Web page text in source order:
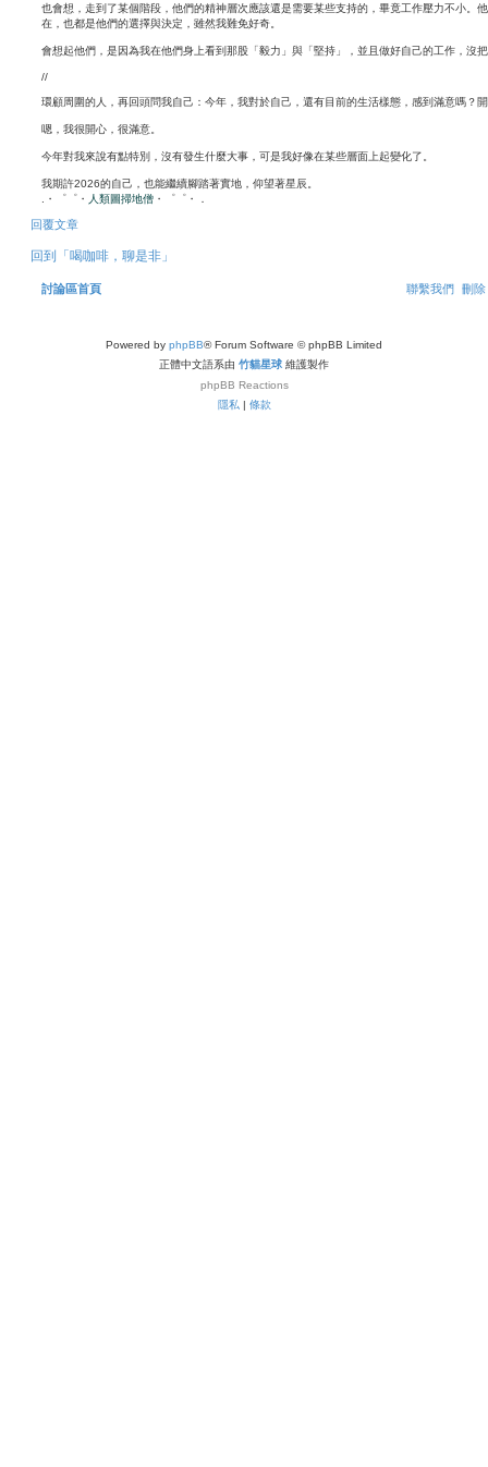
也會想，走到了某個階段，他們的精神層次應該還是需要某些支持的，畢竟工作壓力不小。
在，也都是他們的選擇與決定，雖然我難免好奇。
會想起他們，是因為我在他們身上看到那股「毅力」與「堅持」，並且做好自己的工作，沒
//
環顧周圍的人，再回頭問我自己：今年，我對於自己，還有目前的生活樣態，感到滿意嗎？
嗯，我很開心，很滿意。
今年對我來說有點特別，沒有發生什麼大事，可是我好像在某些層面上起變化了。
我期許2026的自己，也能繼續腳踏著實地，仰望著星辰。
.・゜゜・ 人類圖掃地僧 ・゜゜・．
頂
回覆文章
回到「喝咖啡，聊是非」
討論區首頁 刪
聯繫我們
Powered by phpBB® Forum Software © phpBB Limited
正體中文語系由 竹貓星球 維護製作
phpBB Reactions
隱私 | 條款